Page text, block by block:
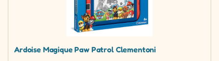
Ardoise Magique Paw Patrol Clementoni